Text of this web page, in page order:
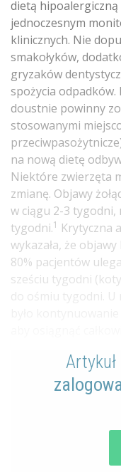
dietą
jednoczesnym
klinicznych. Nie
smakołyków,
gryzaków
spożycia
doustnie powinny
stosowanymi
na nową dietę
Niektóre zwierzęta
zmianę. Objawy
w ciągu 2-3
tygodni.1 Krytyczna
wykazała, że
80% pacjentów
sześciu tygodni
do ośmiu tygodni. U